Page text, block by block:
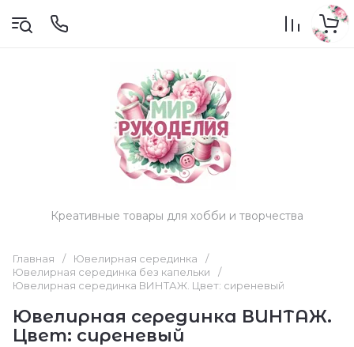
Креативные товары для хобби и творчества
Главная / Ювелирная серединка
/
Ювелирная серединка без капельки
/
Ювелирная серединка ВИНТАЖ. Цвет: сиреневый
Ювелирная серединка ВИНТАЖ.
Цвет: сиреневый